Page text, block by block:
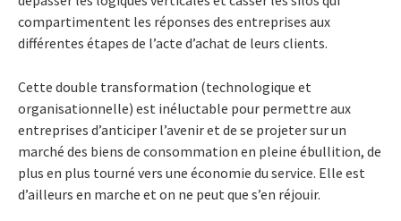
compartimentent les réponses des entreprises aux
différentes étapes de l’acte d’achat de leurs clients.
Cette double transformation (technologique et
organisationnelle) est inéluctable pour permettre aux
entreprises d’anticiper l’avenir et de se projeter sur un
marché des biens de consommation en pleine ébullition, de
plus en plus tourné vers une économie du service. Elle est
d’ailleurs en marche et on ne peut que s’en réjouir.